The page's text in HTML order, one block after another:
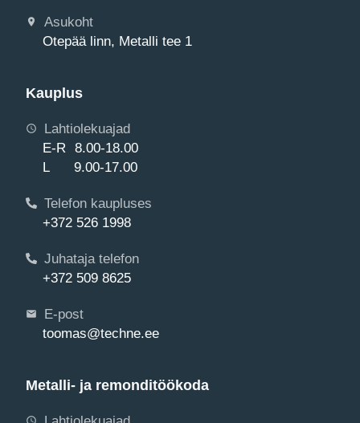
Asukoht
Otepää linn, Metalli tee 1
Kauplus
Lahtiolekuajad
E-R 8.00-18.00
L 9.00-17.00
Telefon kaupluses
+372 526 1998
Juhataja telefon
+372 509 8625
E-post
toomas@techne.ee
Metalli- ja remonditöökoda